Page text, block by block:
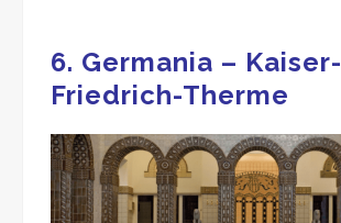
6. Germania – Kaiser-
Friedrich-Therme